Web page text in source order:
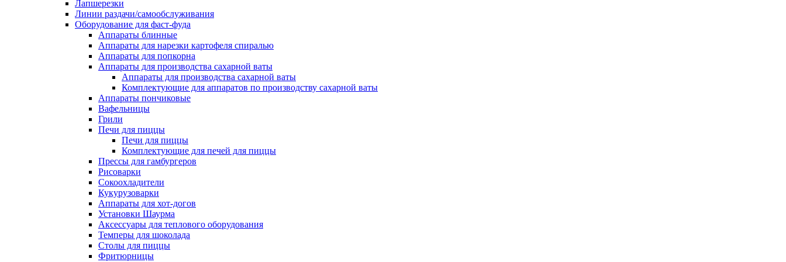
Лапшерезки
Линии раздачи/самообслуживания
Оборудование для фаст-фуда
Аппараты блинные
Аппараты для нарезки картофеля спиралью
Аппараты для попкорна
Аппараты для производства сахарной ваты
Аппараты для производства сахарной ваты
Комплектующие для аппаратов по производству сахарной ваты
Аппараты пончиковые
Вафельницы
Грили
Печи для пиццы
Печи для пиццы
Комплектующие для печей для пиццы
Прессы для гамбургеров
Рисоварки
Сокоохладители
Кукурузоварки
Аппараты для хот-догов
Установки Шаурма
Аксессуары для теплового оборудования
Темперы для шоколада
Столы для пиццы
Фритюрницы